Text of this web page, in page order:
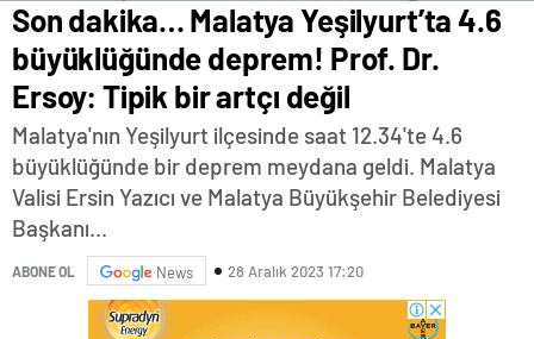
Son dakika… Malatya Yeşilyurt’ta 4.6
büyüklüğünde deprem! Prof. Dr.
Ersoy: Tipik bir artçı değil
Malatya'nın Yeşilyurt ilçesinde saat 12.34'te 4.6
büyüklüğünde bir deprem meydana geldi. Malatya
Valisi Ersin Yazıcı ve Malatya Büyükşehir Belediyesi
Başkanı...
ABONE OL News 28 Aralık 2023 17:20